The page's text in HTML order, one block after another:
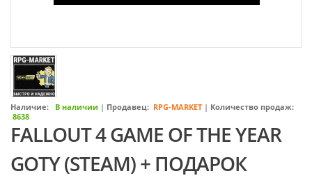
Наличие: В наличии | Продавец: RPG-MARKET| Количество продаж:
8638
FALLOUT 4 GAME OF THE YEAR
GOTY (STEAM) + ПОДАРОК